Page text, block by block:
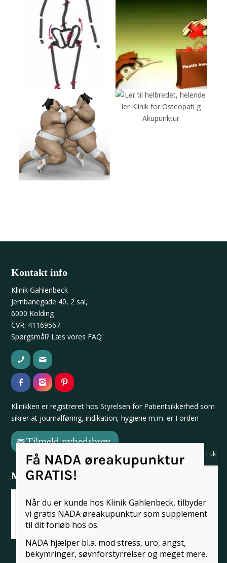
Kontakt info
Klinik Gahlenbeck
Jernbanegade 40, 2 sal,
6000 Kolding
CVR: 41169567
Spørgsmål? Læs vores FAQ
Klinikken er registreret hos Styrelsen for Patientsikkerhed som
sikrer at journalføring, indikation, hygiene m.m. er I orden
Tilmeld nyhedsbrev
Medlem af
Få NADA øreakupunktur
GRATIS!
Når du er kunde hos Klinik Gahlenbeck, tilbyder
vi gratis NADA øreakupunktur som supplement
til dit forløb hos os.
NADA hjælper bl.a. mod stress, uro, angst,
bekymringer, søvnforstyrrelser og meget mere.